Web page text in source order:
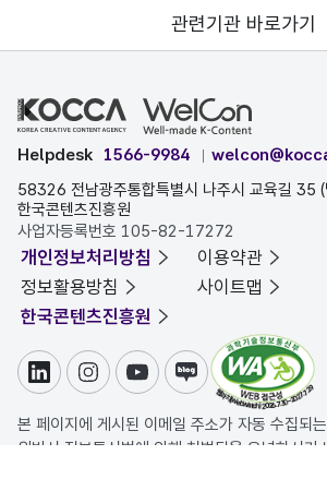
관련기관 바로가기
Helpdesk 1566-9984
58326 전남광주통합특별시 나주시 교육길 35
한국콘텐츠진흥원
사업자등록번호 105-82-17272
개인정보처리방침
이용약관
정보활용방침
사이트맵
한국콘텐츠진흥원
링크드인인스타그램
유튜브블로그
본 페이지에 게시된 이메일 주소가 자동 수집되
위반시 정보통신법에 의해 처벌됨을 유념하시기